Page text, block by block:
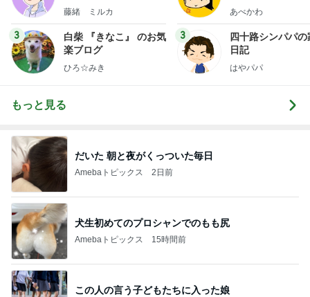
藤緒 ミルカ
3
白柴 『きなこ』 のお気
楽ブログ
ひろ☆みき
あべかわ
3
四十路シンパパの
日記
はやパパ
もっと見る
だいた 朝と夜がくっついた毎日
Amebaトピックス 2日前
犬生初めてのプロシャンでのもも尻
Amebaトピックス 15時間前
この人の言う子どもたちに入った娘